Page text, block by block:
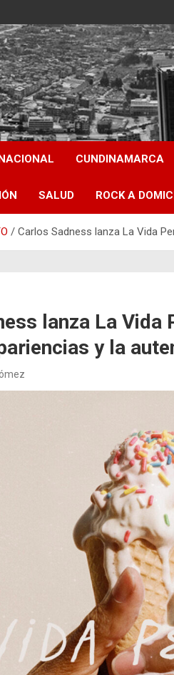
CUNDINAMARCA
SALUD ROCK A
Carlos Sadness lanza La Vida
lanza La Vida
y la